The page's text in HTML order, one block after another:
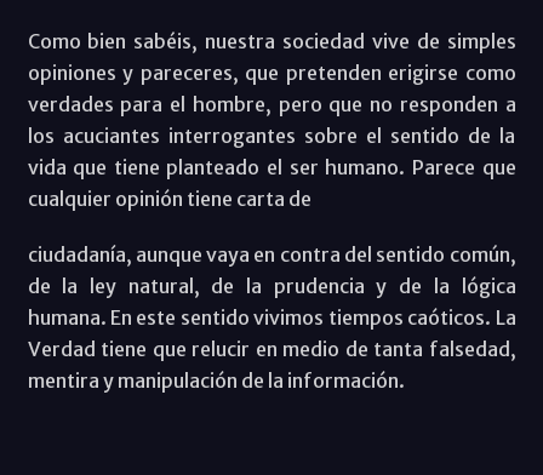
Como bien sabéis, nuestra sociedad vive de simples
opiniones y pareceres, que pretenden erigirse como
verdades para el hombre, pero que no responden a
los acuciantes interrogantes sobre el sentido de la
vida que tiene planteado el ser humano. Parece que
cualquier opinión tiene carta de
ciudadanía, aunque vaya en contra del sentido común,
de la ley natural, de la prudencia y de la lógica
humana. En este sentido vivimos tiempos caóticos. La
Verdad tiene que relucir en medio de tanta falsedad,
mentira y manipulación de la información.